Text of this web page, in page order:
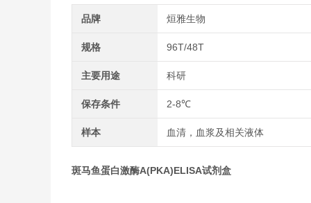
品牌 烜雅生物
规格 96T/48T
主要用途 科研
保存条件 2-8℃
样本 血清，血浆及相关液体
斑马鱼蛋白激酶A(PKA)ELISA试剂盒